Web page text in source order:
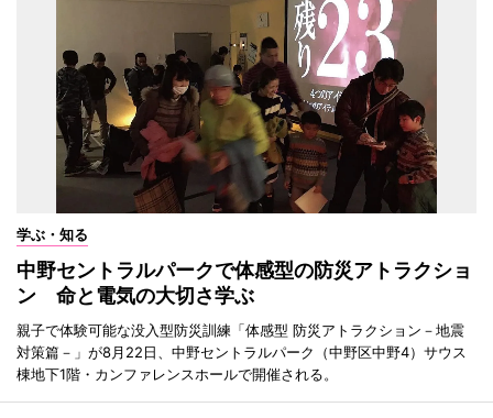
学ぶ・知る
中野セントラルパークで体感型の防災アトラクショ
ン 命と電気の大切さ学ぶ
親子で体験可能な没入型防災訓練「体感型 防災アトラクション－地震
対策篇－」が8月22日、中野セントラルパーク（中野区中野4）サウス
棟地下1階・カンファレンスホールで開催される。